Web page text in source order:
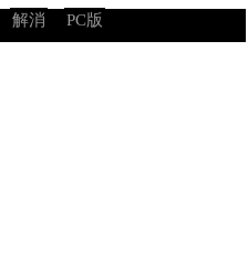
解消 PC版